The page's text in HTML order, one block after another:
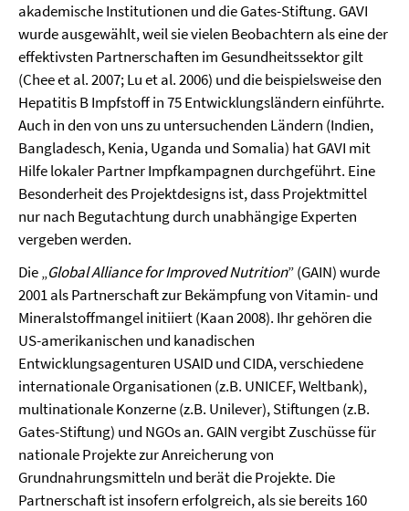
akademische Institutionen und die Gates-Stiftung. GAVI
wurde ausgewählt, weil sie vielen Beobachtern als eine der
effektivsten Partnerschaften im Gesundheitssektor gilt
(Chee et al. 2007; Lu et al. 2006) und die beispielsweise den
Hepatitis B Impfstoff in 75 Entwicklungsländern einführte.
Auch in den von uns zu untersuchenden Ländern (Indien,
Bangladesch, Kenia, Uganda und Somalia) hat GAVI mit
Hilfe lokaler Partner Impfkampagnen durchgeführt. Eine
Besonderheit des Projektdesigns ist, dass Projektmittel
nur nach Begutachtung durch unabhängige Experten
vergeben werden.
Die „Global Alliance for Improved Nutrition” (GAIN) wurde
2001 als Partnerschaft zur Bekämpfung von Vitamin- und
Mineralstoffmangel initiiert (Kaan 2008). Ihr gehören die
US-amerikanischen und kanadischen
Entwicklungsagenturen USAID und CIDA, verschiedene
internationale Organisationen (z.B. UNICEF, Weltbank),
multinationale Konzerne (z.B. Unilever), Stiftungen (z.B.
Gates-Stiftung) und NGOs an. GAIN vergibt Zuschüsse für
nationale Projekte zur Anreicherung von
Grundnahrungsmitteln und berät die Projekte. Die
Partnerschaft ist insofern erfolgreich, als sie bereits 160